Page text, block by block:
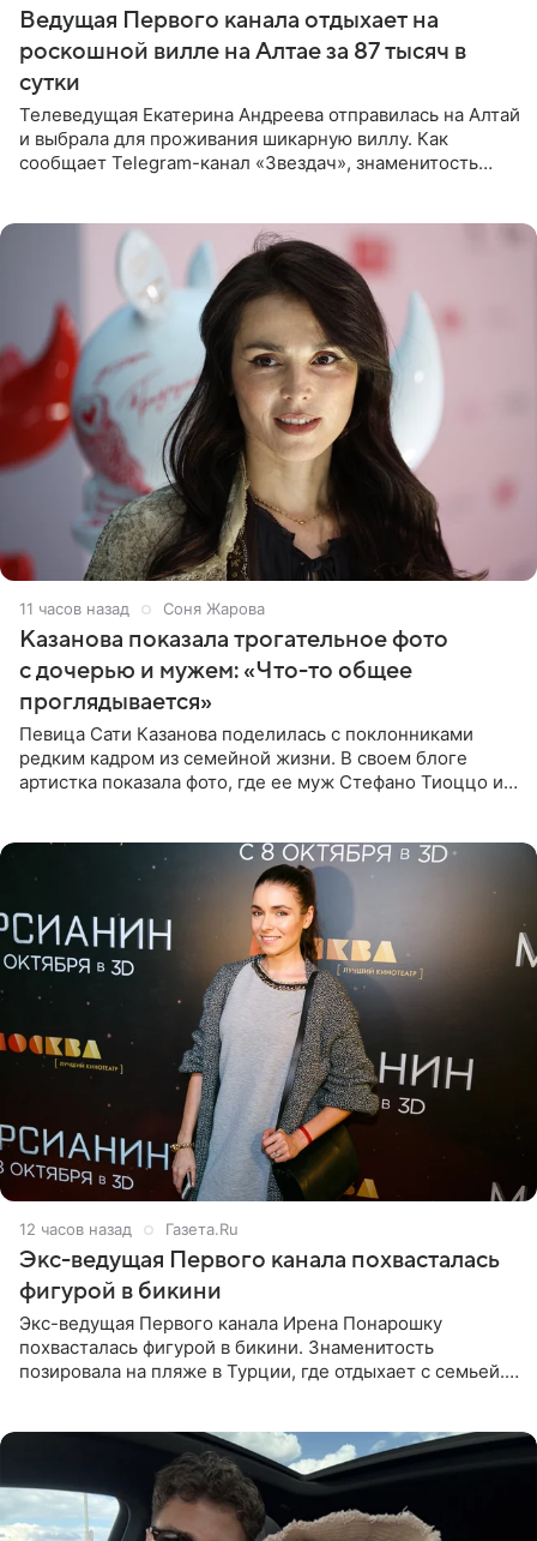
Ведущая Первого канала отдыхает на
роскошной вилле на Алтае за 87 тысяч в
сутки
Телеведущая Екатерина Андреева отправилась на Алтай
и выбрала для проживания шикарную виллу. Как
сообщает Telegram-канал «Звездач», знаменитость
11 часов назад Соня Жарова
Казанова показала трогательное фото
с дочерью и мужем: «Что-то общее
проглядывается»
Певица Сати Казанова поделилась с поклонниками
редким кадром из семейной жизни. В своем блоге
артистка показала фото, где ее муж Стефано Тиоццо и
12 часов назад Газета.Ru
Экс-ведущая Первого канала похвасталась
фигурой в бикини
Экс-ведущая Первого канала Ирена Понарошку
похвасталась фигурой в бикини. Знаменитость
позировала на пляже в Турции, где отдыхает с семьей.